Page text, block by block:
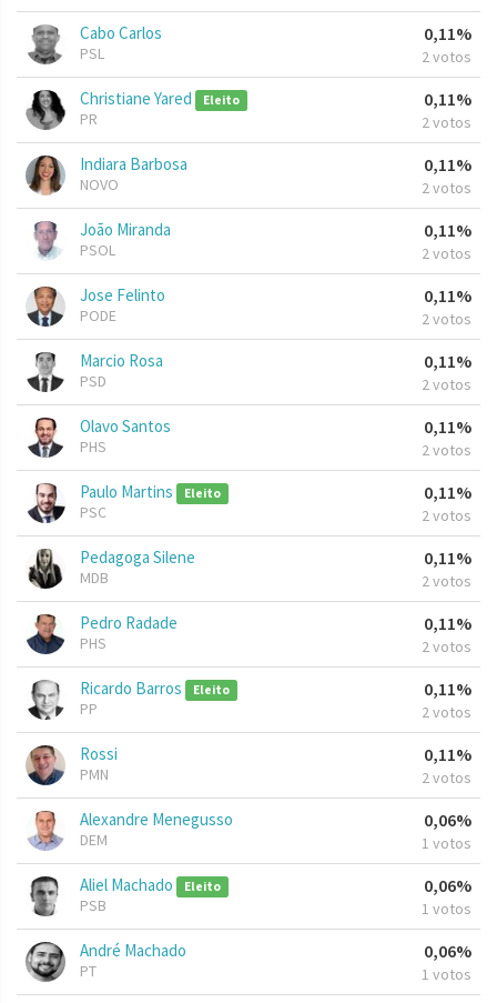
Cabo Carlos
PSL
0,11%
2 votos
Christiane Yared Eleito
PR
0,11%
2 votos
Indiara Barbosa
NOVO
0,11%
2 votos
João Miranda
PSOL
0,11%
2 votos
Jose Felinto
PODE
0,11%
2 votos
Marcio Rosa
PSD
0,11%
2 votos
Olavo Santos
PHS
0,11%
2 votos
Paulo Martins Eleito
PSC
0,11%
2 votos
Pedagoga Silene
MDB
0,11%
2 votos
Pedro Radade
PHS
0,11%
2 votos
Ricardo Barros Eleito
PP
0,11%
2 votos
Rossi
PMN
0,11%
2 votos
Alexandre Menegusso
DEM
0,06%
1 votos
Aliel Machado Eleito
PSB
0,06%
1 votos
André Machado
PT
0,06%
1 votos